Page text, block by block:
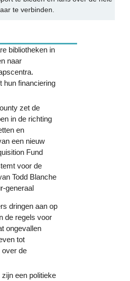
te verbinden.
bibliotheken in
naar
hun financiering
zet de
in de richting
en
een nieuw
Fund
voor de
Todd Blanche
generaal
dringen aan op
de regels voor
ongevallen
tot
over de
een politieke